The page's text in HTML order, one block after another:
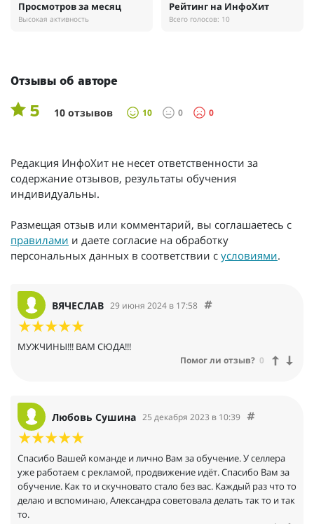
Просмотров за месяц
Высокая активность
Рейтинг на ИнфоХит
Всего голосов: 10
Отзывы об авторе
5 10 отзывов 10 0 0
Редакция ИнфоХит не несет ответственности за
содержание отзывов, результаты обучения
индивидуальны.
Размещая отзыв или комментарий, вы соглашаетесь с
правилами и даете согласие на обработку
персональных данных в соответствии с условиями.
ВЯЧЕСЛАВ 29 июня 2024 в 17:58
МУЖЧИНЫ!!! ВАМ СЮДА!!!
Помог ли отзыв? 0
Любовь Сушина 25 декабря 2023 в 10:39
Спасибо Вашей команде и лично Вам за обучение. У селлера
уже работаем с рекламой, продвижение идёт. Спасибо Вам за
обучение. Как то и скучновато стало без вас. Каждый раз что то
делаю и вспоминаю, Александра советовала делать так то и так
то.